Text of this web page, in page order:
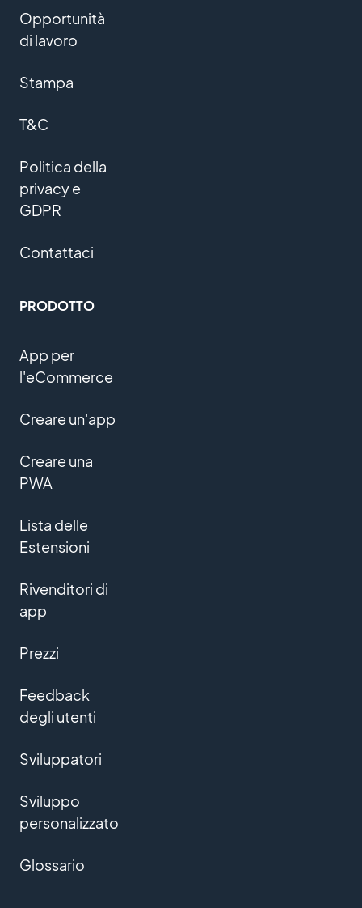
Opportunità
di lavoro
Stampa
T&C
Politica della
privacy e
GDPR
Contattaci
PRODOTTO
App per
l'eCommerce
Creare un'app
Creare una
PWA
Lista delle
Estensioni
Rivenditori di
app
Prezzi
Feedback
degli utenti
Sviluppatori
Sviluppo
personalizzato
Glossario